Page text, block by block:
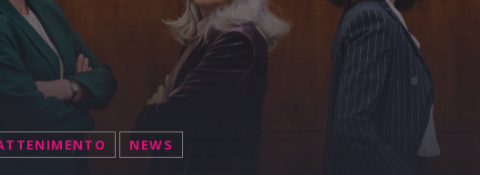
NEWS